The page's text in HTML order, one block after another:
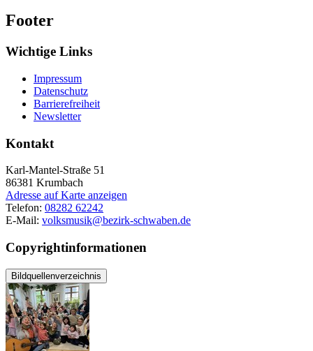
Footer
Wichtige Links
Impressum
Datenschutz
Barrierefreiheit
Newsletter
Kontakt
Karl-Mantel-Straße 51
86381 Krumbach
Adresse auf Karte anzeigen
Telefon: 08282 62242
E-Mail: volksmusik@bezirk-schwaben.de
Copyrightinformationen
Bildquellenverzeichnis